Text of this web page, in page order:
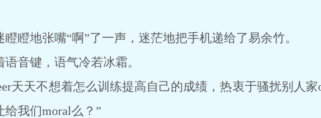
地张嘴“啊”了一声，迷茫地把手机递给了易余竹。
键，语气冷若冰霜。
天不想着怎么训练提高自己的成绩，热衷于骚扰别人家
给我们moral么？”